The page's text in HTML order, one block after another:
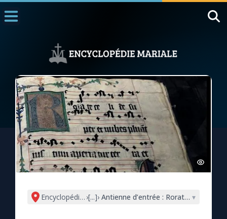
1000 Raisons de Croire
L'actualité de la semaine
La chaîne Youtube
La newsletter
Encyclopédie mariale
›[...]› Antienne d’entrée : Rorate, caeli de
▾